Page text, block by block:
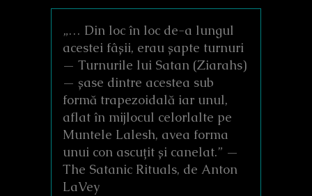
„… Din loc în loc de-a lungul
acestei fâșii, erau șapte turnuri
— Turnurile lui Satan (Ziarahs)
— șase dintre acestea sub
formă trapezoidală iar unul,
aflat în mijlocul celorlalte pe
Muntele Lalesh, avea forma
unui con ascuțit și canelat.” —
The Satanic Rituals, de Anton
LaVey